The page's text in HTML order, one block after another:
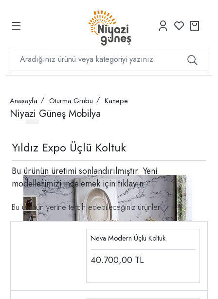
Anasayfa Oturma Grubu Kanepe
Niyazi Güneş Mobilya
Yıldız Expo Üçlü Koltuk
Bu ürünün üretimi sonlandırılmıştır. Yeni
modellerimizi incelemek içintıklayın
Bu ürünün yerine tercih edebileceğiniz ürünler
Neva Modern Üçlü Koltuk
40.700,00 TL